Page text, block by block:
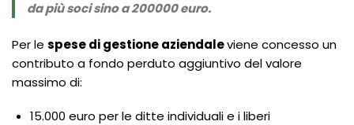
da più soci sino a 200000 euro.
Per le spese di gestione aziendaleviene concesso un
contributo a fondo perduto aggiuntivo del valore
massimo di:
15.000 euro per le ditte individuali e i liberi